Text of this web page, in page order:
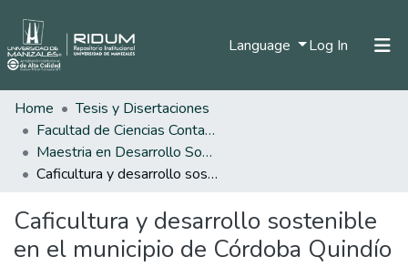
Language Log In (current)
Statistics
Home
Tesis y Disertaciones
Facultad de Ciencias Contables Económicas y Administrativas
Maestria en Desarrollo Sostenible y Medio Ambiente
Caficultura y desarrollo sostenible en el municipio de Córdoba Quindío
Caficultura y desarrollo sostenible
en el municipio de Córdoba Quindío